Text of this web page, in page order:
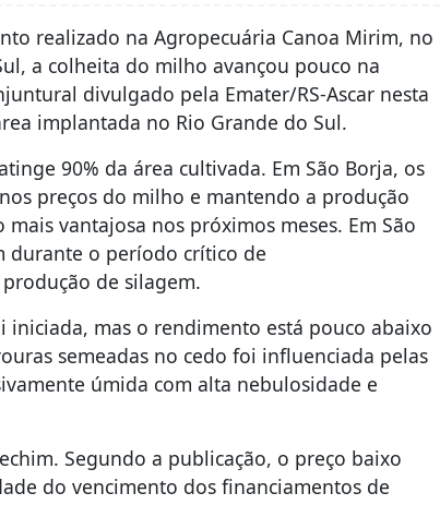
realizado na Agropecuária Canoa Mirim, no
a colheita do milho avançou pouco na
divulgado pela Emater/RS-Ascar nesta
implantada no Rio Grande do Sul.
90% da área cultivada. Em São Borja, os
preços do milho e mantendo a produção
vantajosa nos próximos meses. Em São
durante o período crítico de
de silagem.
mas o rendimento está pouco abaixo
semeadas no cedo foi influenciada pelas
úmida com alta nebulosidade e
Segundo a publicação, o preço baixo
do vencimento dos financiamentos de